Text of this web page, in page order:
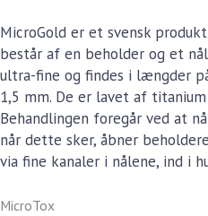
MicroGold er et svensk
består af en beholder og et
ultra-fine og findes i længder
1,5 mm. De er lavet af
Behandlingen foregår ved at
når dette sker, åbner
via fine kanaler i nålene, ind i
MicroTox